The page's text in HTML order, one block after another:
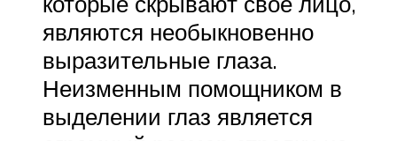
являются необыкновенно
выразительные глаза.
Неизменным помощником в
выделении глаз является